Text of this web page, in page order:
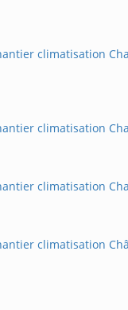
climatisation
climatisation
climatisation
climatisation